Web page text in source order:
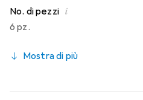
No. di pezzi i
6 pz.
Mostra di più